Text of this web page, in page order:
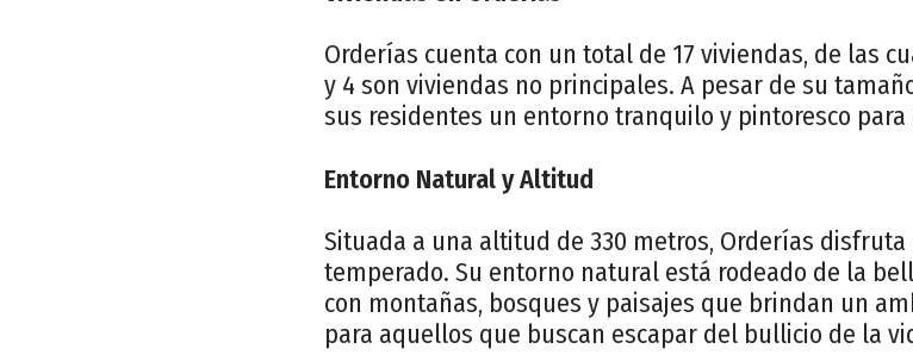
Orderías cuenta con un total de 17 viviendas, de las
y 4 son viviendas no principales. A pesar de su
sus residentes un entorno tranquilo y pintoresco
Entorno Natural y Altitud
Situada a una altitud de 330 metros, Orderías
temperado. Su entorno natural está rodeado de la
con montañas, bosques y paisajes que brindan un
para aquellos que buscan escapar del bullicio de la